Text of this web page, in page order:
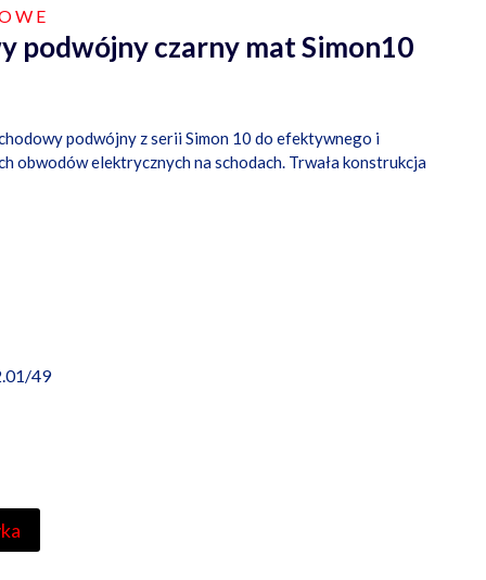
podwójny czarny mat Simon10
podwójny z serii Simon 10 do efektywnego i
obwodów elektrycznych na schodach. Trwała konstrukcja
49